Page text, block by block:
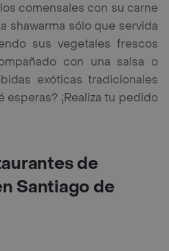
comensales con su carne
shawarma sólo que servida
sus vegetales frescos
con una salsa o
exóticas tradicionales
esperas? ¡Realiza tu pedido
de
Santiago de